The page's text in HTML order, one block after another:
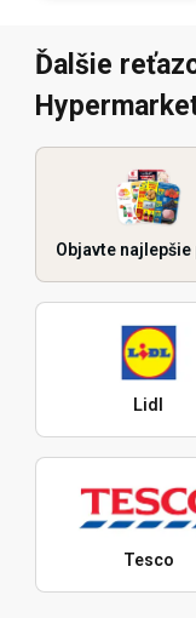
Ďalšie
Objavte najlepšie
Lidl
Tesco